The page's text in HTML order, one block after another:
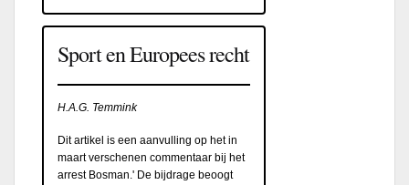
Sport en Europees recht
H.A.G. Temmink
Dit artikel is een aanvulling op het in
maart verschenen commentaar bij het
arrest Bosman.' De bijdrage beoogt